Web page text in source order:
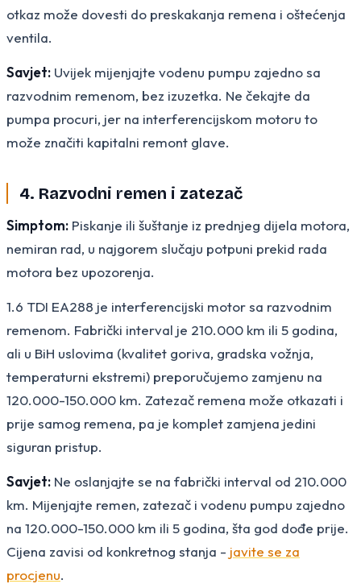
otkaz može dovesti do preskakanja remena i oštećenja
ventila.
Savjet: Uvijek mijenjajte vodenu pumpu zajedno sa
razvodnim remenom, bez izuzetka. Ne čekajte da
pumpa procuri, jer na interferencijskom motoru to
može značiti kapitalni remont glave.
4. Razvodni remen i zatezač
Simptom: Piskanje ili šuštanje iz prednjeg dijela motora,
nemiran rad, u najgorem slučaju potpuni prekid rada
motora bez upozorenja.
1.6 TDI EA288 je interferencijski motor sa razvodnim
remenom. Fabrički interval je 210.000 km ili 5 godina,
ali u BiH uslovima (kvalitet goriva, gradska vožnja,
temperaturni ekstremi) preporučujemo zamjenu na
120.000-150.000 km. Zatezač remena može otkazati i
prije samog remena, pa je komplet zamjena jedini
siguran pristup.
Savjet: Ne oslanjajte se na fabrički interval od 210.000
km. Mijenjajte remen, zatezač i vodenu pumpu zajedno
na 120.000-150.000 km ili 5 godina, šta god dođe prije.
Cijena zavisi od konkretnog stanja - javite se za
procjenu.